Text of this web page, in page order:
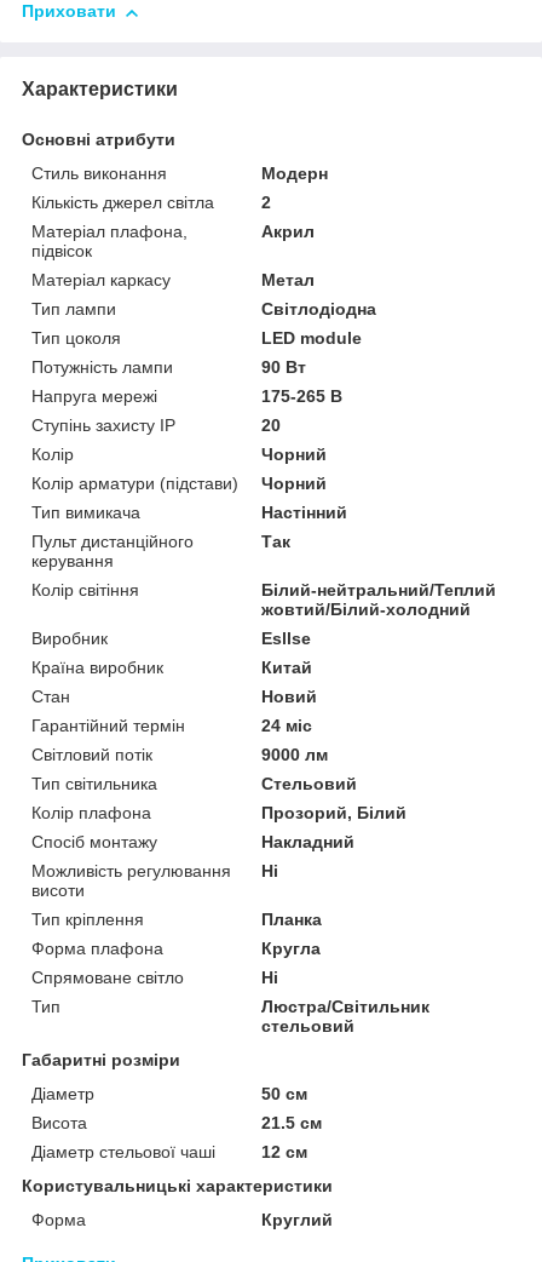
Приховати
Характеристики
Основні атрибути
Стиль виконання
Модерн
Кількість джерел світла
2
Матеріал плафона,
підвісок
Акрил
Матеріал каркасу
Метал
Тип лампи
Світлодіодна
Тип цоколя
LED module
Потужність лампи
90 Вт
Напруга мережі
175-265 В
Ступінь захисту IP
20
Колір
Чорний
Колір арматури (підстави)
Чорний
Тип вимикача
Настінний
Пульт дистанційного
керування
Так
Колір світіння
Білий-нейтральний/Теплий
жовтий/Білий-холодний
Виробник
Esllse
Країна виробник
Китай
Стан
Новий
Гарантійний термін
24 міс
Світловий потік
9000 лм
Тип світильника
Стельовий
Колір плафона
Прозорий, Білий
Спосіб монтажу
Накладний
Можливість регулювання
висоти
Ні
Тип кріплення
Планка
Форма плафона
Кругла
Спрямоване світло
Ні
Тип
Люстра/Світильник
стельовий
Габаритні розміри
Діаметр
50 см
Висота
21.5 см
Діаметр стельової чаші
12 см
Користувальницькі характеристики
Форма
Круглий